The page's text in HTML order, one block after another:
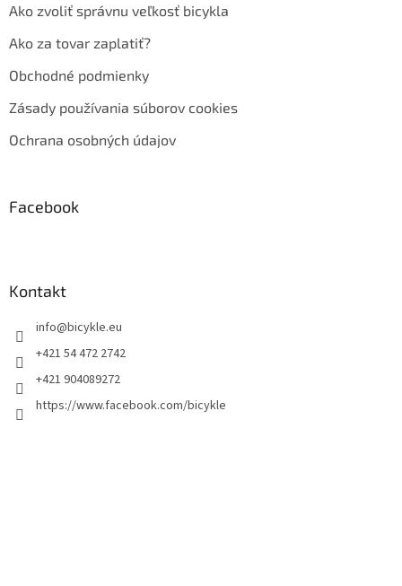
Ako zvoliť správnu veľkosť bicykla
Ako za tovar zaplatiť?
Obchodné podmienky
Zásady používania súborov cookies
Ochrana osobných údajov
Facebook
Kontakt
info@bicykle.eu
+421 54 472 2742
+421 904089272
https://www.facebook.com/bicykle